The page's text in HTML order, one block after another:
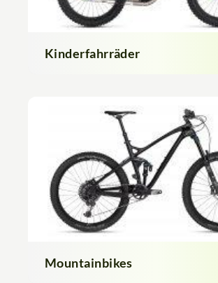
Kinderfahrräder
Mountainbikes